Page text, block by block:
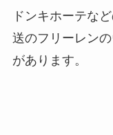
ドンキホーテな
送のフリーレン
があります。